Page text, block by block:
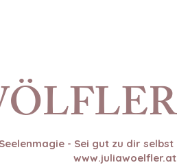
Seelenmagie - Sei gut zu dir selbst
www.juliawoelfler.at